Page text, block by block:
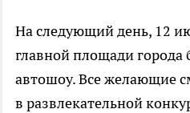
На следующий день, 12
главной площади города
автошоу. Все желающие
в развлекательной